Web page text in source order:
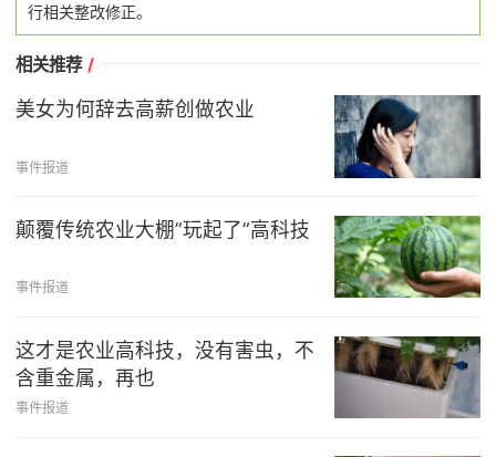
行相关整改修正。
相关推荐 /
美女为何辞去高薪创做农业
事件报道
颠覆传统农业大棚”玩起了”高科技
事件报道
这才是农业高科技，没有害虫，不
含重金属，再也
事件报道